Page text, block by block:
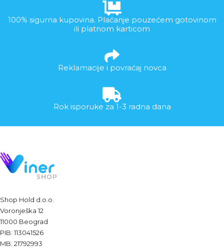
100% sigurna kupovina. Plaćanje pouzećem gotovinom
ili platnom karticom
Reklamacije i povraćaj novca
Rok isporuke za 1-3 radna dana
Shop Hold d.o.o.
Voronješka 12
11000 Beograd
PIB: 113041526
MB: 21792993